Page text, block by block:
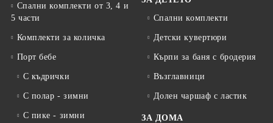
Спални комплекти от 3, 4 и
5 части
Комплекти за количка
Порт бебе
С къдрички
С полар - зимни
С пике - зимни
Спални комплекти
Детски кувертюри
Кърпи за баня с бродерия
Възглавници
Долен чаршаф с ластик
ЗА ДОМА